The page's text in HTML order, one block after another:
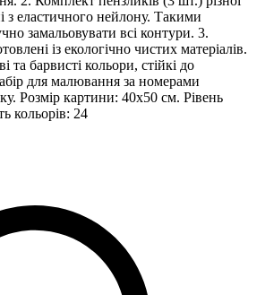
з еластичного нейлону. Такими
замальовувати всі контури. 3.
із екологічно чистих матеріалів.
барвисті кольори, стійкі до
для малювання за номерами
Розмір картини: 40х50 см. Рівень
кольорів: 24